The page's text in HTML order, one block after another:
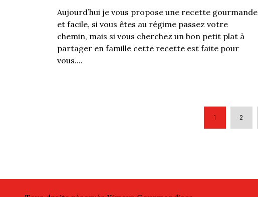
Aujourd’hui je vous propose une recette gourmande
et facile, si vous êtes au régime passez votre
chemin, mais si vous cherchez un bon petit plat à
partager en famille cette recette est faite pour
vous....
1 2